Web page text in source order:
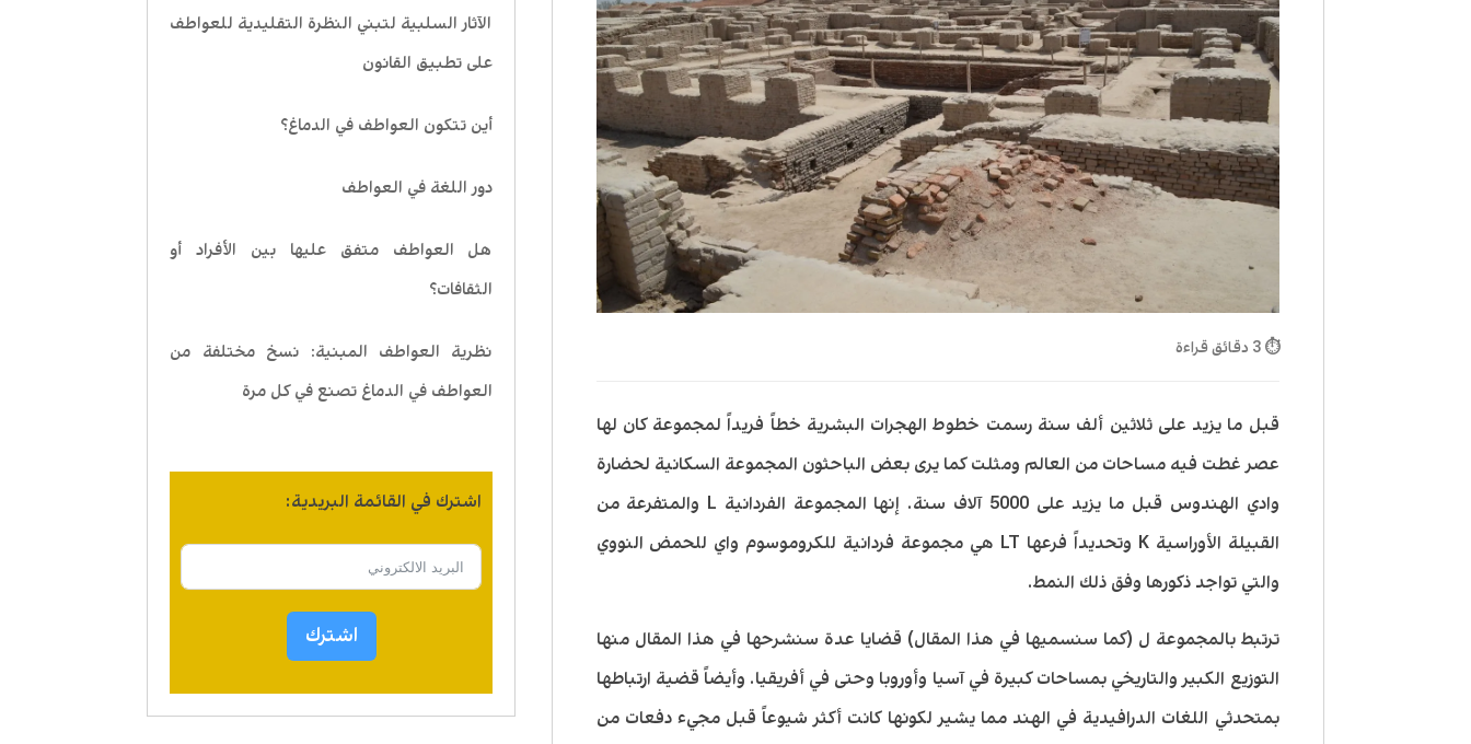
الآثار السلبية لتبني النظرة التقليدية للعواطف
على تطبيق القانون
أين تتكون العواطف في الدماغ؟
دور اللغة في العواطف
هل العواطف متفق عليها بين الأفراد أو
الثقافات؟
نظرية العواطف المبنية: نسخ مختلفة من
العواطف في الدماغ تصنع في كل مرة
اشترك في القائمة البريدية:
اشترك
⏱ 3 دقائق قراءة
قبل ما يزيد على ثلاثين ألف سنة رسمت خطوط الهجرات البشرية خطاً فريداً لمجموعة كان لها
عصر غطت فيه مساحات من العالم ومثلت كما يرى بعض الباحثون المجموعة السكانية لحضارة
وادي الهندوس قبل ما يزيد على 5000 آلاف سنة. إنها المجموعة الفردانية L والمتفرعة من
القبيلة الأوراسية K وتحديداً فرعها LT هي مجموعة فردانية للكروموسوم واي للحمض النووي
والتي تواجد ذكورها وفق ذلك النمط.
ترتبط بالمجموعة ل (كما سنسميها في هذا المقال) قضايا عدة سنشرحها في هذا المقال منها
التوزيع الكبير والتاريخي بمساحات كبيرة في آسيا وأوروبا وحتى في أفريقيا. وأيضاً قضية ارتباطها
بمتحدثي اللغات الدرافيدية في الهند مما يشير لكونها كانت أكثر شيوعاً قبل مجيء دفعات من